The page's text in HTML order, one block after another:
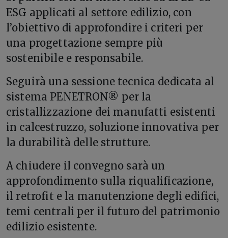
ESG applicati al settore edilizio, con
l’obiettivo di approfondire i criteri per
una progettazione sempre più
sostenibile e responsabile.
Seguirà una sessione tecnica dedicata al
sistema PENETRON® per la
cristallizzazione dei manufatti esistenti
in calcestruzzo, soluzione innovativa per
la durabilità delle strutture.
A chiudere il convegno sarà un
approfondimento sulla riqualificazione,
il retrofit e la manutenzione degli edifici,
temi centrali per il futuro del patrimonio
edilizio esistente.